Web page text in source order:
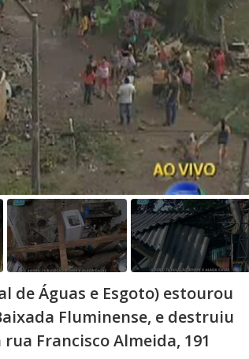
de Águas e Esgoto) estourou
Fluminense, e destruiu
Francisco Almeida, 191